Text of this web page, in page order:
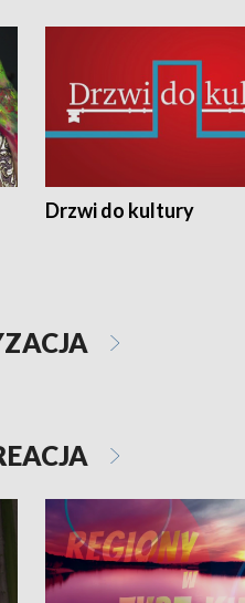
Drzwi do kultury